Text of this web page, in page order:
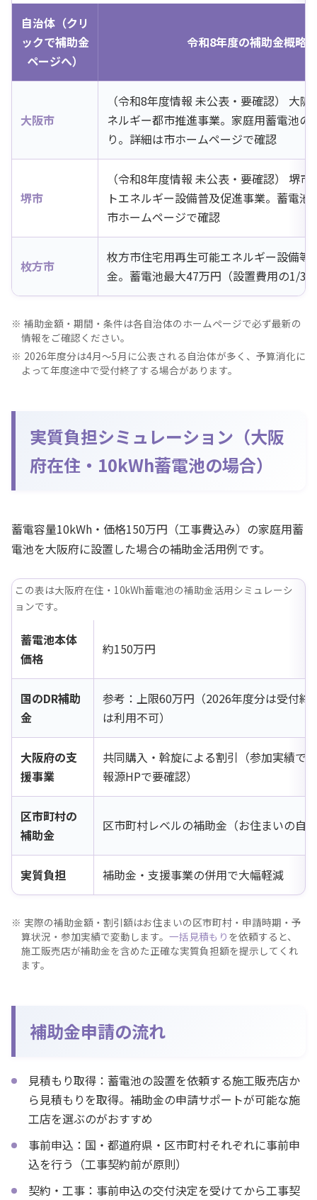
自治体（クリ
ックで補助金
ページへ）
令和8年度の補助金概略
大阪市
（令和8年度情報 未公表・要確認） 大
ネルギー都市推進事業。家庭用蓄電池の
り。詳細は市ホームページで確認
堺市
（令和8年度情報 未公表・要確認） 堺
トエネルギー設備普及促進事業。蓄電池
市ホームページで確認
枚方市
枚方市住宅用再生可能エネルギー設備等
金。蓄電池最大47万円（設置費用の1/3）
補助金額・期間・条件は各自治体のホームページで必ず最新の
情報をご確認ください。
2026年度分は4月〜5月に公表される自治体が多く、予算消化に
よって年度途中で受付終了する場合があります。
実質負担シミュレーション（大阪
府在住・10kWh蓄電池の場合）
蓄電容量10kWh・価格150万円（工事費込み）の家庭用蓄
電池を大阪府に設置した場合の補助金活用例です。
この表は大阪府在住・10kWh蓄電池の補助金活用シミュレーシ
ョンです。
蓄電池本体
価格
約150万円
国のDR補助
金
参考：上限60万円（2026年度分は受付終
は利用不可）
大阪府の支
援事業
共同購入・斡旋による割引（参加実績で
報源HPで要確認）
区市町村の
補助金
区市町村レベルの補助金（お住まいの自
実質負担 補助金・支援事業の併用で大幅軽減
実際の補助金額・割引額はお住まいの区市町村・申請時期・予
算状況・参加実績で変動します。 一括見積もり を依頼すると、
施工販売店が補助金を含めた正確な実質負担額を提示してくれ
ます。
補助金申請の流れ
見積もり取得：蓄電池の設置を依頼する施工販売店か
ら見積もりを取得。補助金の申請サポートが可能な施
工店を選ぶのがおすすめ
事前申込：国・都道府県・区市町村それぞれに事前申
込を行う（工事契約前が原則）
契約・工事：事前申込の交付決定を受けてから工事契